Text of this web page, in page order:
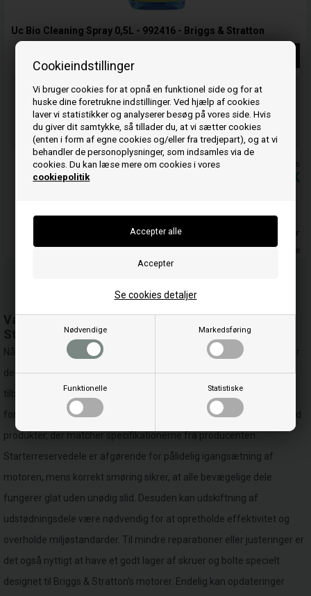
Cookieindstillinger
Vi bruger cookies for at opnå en funktionel side og for at
huske dine foretrukne indstillinger. Ved hjælp af cookies
laver vi statistikker og analyserer besøg på vores side. Hvis
du giver dit samtykke, så tillader du, at vi sætter cookies
(enten i form af egne cookies og/eller fra tredjepart), og at vi
behandler de personoplysninger, som indsamles via de
cookies. Du kan læse mere om cookies i vores
cookiepolitik
Nødvendige Markedsføring
Funktionelle Statistiske
Se cookies detaljer
Uc Bio Cleaning Spray 0,5L - 992416 - Briggs & Stratton
Bestil før kl 15.00 og vi sender idag
18
TIM.
48
MIN.
00
SEK.
Priserne er inkl. moms
DKK
På lager
Leveringstid 2-3 hverdage
Vælg de rette serviceprodukter til din Briggs &
Stratton motor
Når du skal vælge serviceprodukter til din Briggs & Stratton motor, er
det vigtigt at have adgang til et bredt udvalg af reservedele og
tilbehør. Uanset om du har brug for nye pakninger for at sikre tætte
forbindelser eller filtre til at holde motoren ren, er det essentielt med
produkter, der matcher specifikationerne fra producenten.
Starterreservedele er afgørende for pålidelig igangsætning af
motoren, mens korrekt smøring sikrer, at alle bevægelige dele
fungerer glat uden unødig slid. Desuden kan udskiftning af
udstødningsdele være nødvendig for at opretholde effektivitet og
overholde miljøstandarder. Til mindre reparationer eller justeringer er
det også nyttigt at have et godt lager af skruer og bolte specielt
designet til Briggs & Stratton's motorer. Endelig kan opdateringer